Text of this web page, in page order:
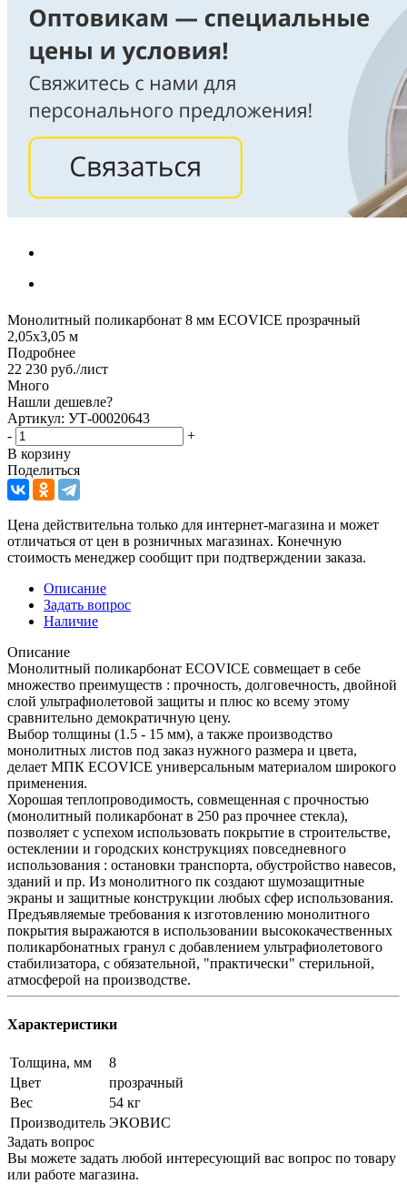
Монолитный поликарбонат 8 мм ECOVICE прозрачный
2,05х3,05 м
Подробнее
22 230 руб./лист
Много
Нашли дешевле?
Артикул: УТ-00020643
-
+
В корзину
Поделиться
Цена действительна только для интернет-магазина и может
отличаться от цен в розничных магазинах. Конечную
стоимость менеджер сообщит при подтверждении заказа.
Описание
Задать вопрос
Наличие
Описание
Монолитный поликарбонат ECOVICE совмещает в себе
множество преимуществ : прочность, долговечность, двойной
слой ультрафиолетовой защиты и плюс ко всему этому
сравнительно демократичную цену.
Выбор толщины (1.5 - 15 мм), а также производство
монолитных листов под заказ нужного размера и цвета,
делает МПК ECOVICE универсальным материалом широкого
применения.
Хорошая теплопроводимость, совмещенная с прочностью
(монолитный поликарбонат в 250 раз прочнее стекла),
позволяет с успехом использовать покрытие в строительстве,
остеклении и городских конструкциях повседневного
использования : остановки транспорта, обустройство навесов,
зданий и пр. Из монолитного пк создают шумозащитные
экраны и защитные конструкции любых сфер использования.
Предъявляемые требования к изготовлению монолитного
покрытия выражаются в использовании высококачественных
поликарбонатных гранул с добавлением ультрафиолетового
стабилизатора, с обязательной, "практически" стерильной,
атмосферой на производстве.
Характеристики
Толщина, мм
8
Цвет
прозрачный
Вес
54 кг
Производитель ЭКОВИС
Задать вопрос
Вы можете задать любой интересующий вас вопрос по товару
или работе магазина.